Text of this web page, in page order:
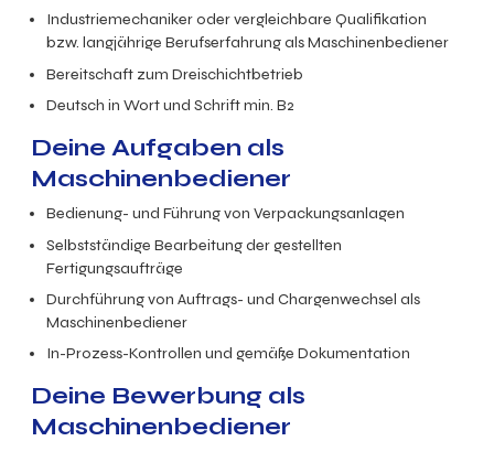
Industriemechaniker oder vergleichbare Qualifikation
bzw. langjährige Berufserfahrung als Maschinenbediener
Bereitschaft zum Dreischichtbetrieb
Deutsch in Wort und Schrift min. B2
Deine Aufgaben als
Maschinenbediener
Bedienung- und Führung von Verpackungsanlagen
Selbstständige Bearbeitung der gestellten
Fertigungsaufträge
Durchführung von Auftrags- und Chargenwechsel als
Maschinenbediener
In-Prozess-Kontrollen und gemäße Dokumentation
Deine Bewerbung als
Maschinenbediener